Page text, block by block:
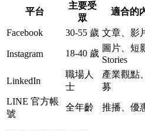
平台
主要受
眾
適合的
Facebook 30-55 歲 文章、影
Instagram 18-40 歲
圖片、短
Stories
LinkedIn
職場人
士
產業觀點
募
LINE 官方帳
號
全年齡 推播、優